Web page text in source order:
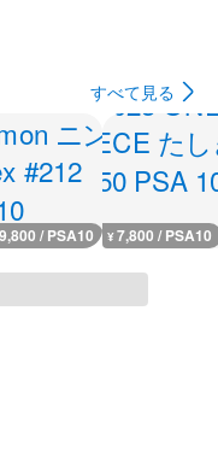
すべて見る
/ PSA10 ¥7,800 / PSA10